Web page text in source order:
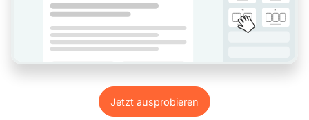
Jetzt ausprobieren
Jetzt ausprobieren